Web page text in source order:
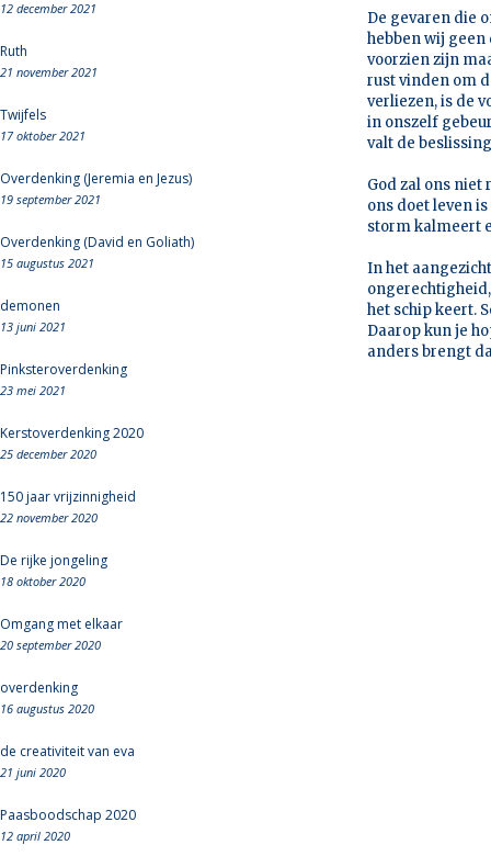
12 december 2021
Ruth
21 november 2021
Twijfels
17 oktober 2021
Overdenking (Jeremia en Jezus)
19 september 2021
Overdenking (David en Goliath)
15 augustus 2021
demonen
13 juni 2021
Pinksteroverdenking
23 mei 2021
Kerstoverdenking 2020
25 december 2020
150 jaar vrijzinnigheid
22 november 2020
De rijke jongeling
18 oktober 2020
Omgang met elkaar
20 september 2020
overdenking
16 augustus 2020
de creativiteit van eva
21 juni 2020
Paasboodschap 2020
12 april 2020
De gevaren die
hebben wij
voorzien zijn
rust vinden om
verliezen, is de
in onszelf
valt de
God zal ons niet
ons doet leven
storm kalmeert
In het
het schip keert.
Daarop kun je
anders brengt